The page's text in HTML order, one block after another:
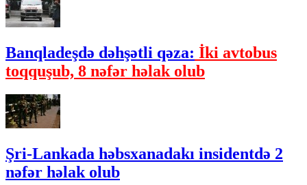
Banqladeşdə dəhşətli qəza: İki avtobus
toqquşub, 8 nəfər həlak olub
Şri-Lankada həbsxanadakı insidentdə 2
nəfər həlak olub